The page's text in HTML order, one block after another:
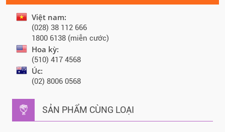
Việt nam:
(028) 38 112 666
1800 6138 (miễn cước)
Hoa kỳ:
(510) 417 4568
Úc:
(02) 8006 0568
SẢN PHẨM CÙNG LOẠI